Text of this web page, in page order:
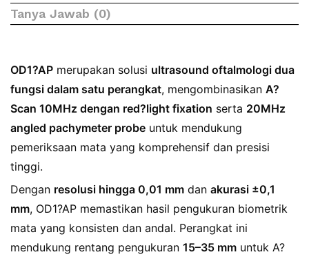
Tanya Jawab (0)
OD1?AP merupakan solusi ultrasound oftalmologi dua
fungsi dalam satu perangkat, mengombinasikan A?
Scan 10MHz dengan red?light fixation serta 20MHz
angled pachymeter probe untuk mendukung
pemeriksaan mata yang komprehensif dan presisi
tinggi.
Dengan resolusi hingga 0,01 mm dan akurasi ±0,1
mm, OD1?AP memastikan hasil pengukuran biometrik
mata yang konsisten dan andal. Perangkat ini
mendukung rentang pengukuran 15–35 mm untuk A?